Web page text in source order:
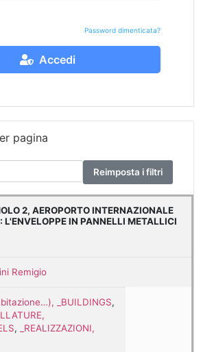
Password dimenticata?
Accedi
pagina
Reimposta i filtri
2, AEROPORTO INTERNAZIONALE
L'ENVELOPPE IN PANNELLI METALLICI
Remigio
_BUILDINGS,
,
_REALIZZAZIONI,